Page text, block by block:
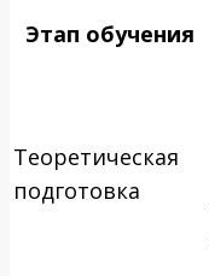
Этап обучения
Теоретическая
подготовка